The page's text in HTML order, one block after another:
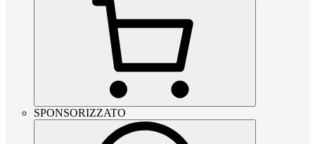
SPONSORIZZATO